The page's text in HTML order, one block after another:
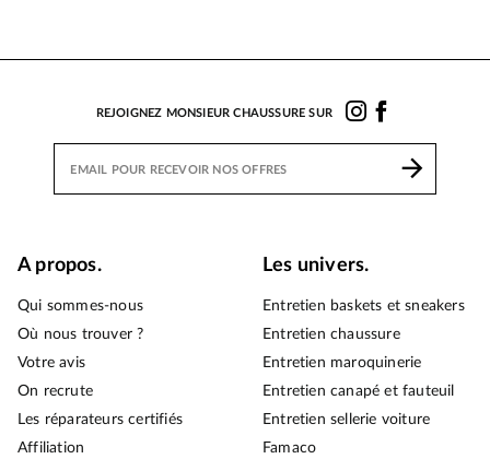
REJOIGNEZ MONSIEUR CHAUSSURE SUR
A propos.
Qui sommes-nous
Où nous trouver ?
Votre avis
On recrute
Les réparateurs certifiés
Affiliation
Les univers.
Entretien baskets et sneakers
Entretien chaussure
Entretien maroquinerie
Entretien canapé et fauteuil
Entretien sellerie voiture
Famaco